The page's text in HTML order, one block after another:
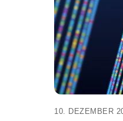
10. DEZEMBER